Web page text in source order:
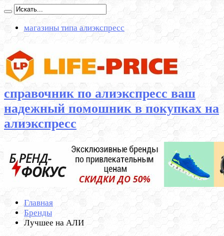
магазины типа алиэкспресс
справочник по алиэкспресс ваш
надежный помошник в покупках на
алиэкспресс
Главная
Бренды
Лучшее на АЛИ